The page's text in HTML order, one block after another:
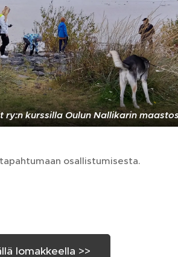
ry:n kurssilla Oulun Nallikarin
osallistumisesta.
lomakkeella >>